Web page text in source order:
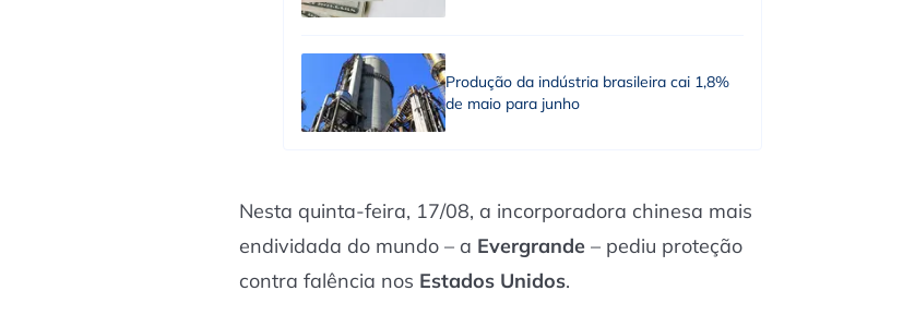
Produção da indústria brasileira cai 1,8%
de maio para junho
Nesta quinta-feira, 17/08, a incorporadora chinesa mais
endividada do mundo – a Evergrande – pediu proteção
contra falência nos Estados Unidos.